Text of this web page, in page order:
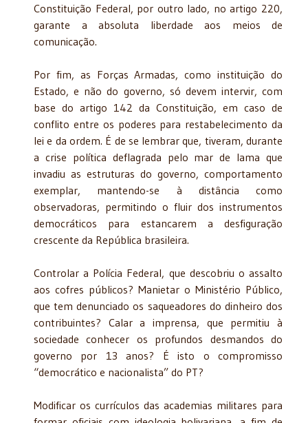
Constituição Federal, por outro lado, no artigo 220,
garante a absoluta liberdade aos meios de
comunicação.
Por fim, as Forças Armadas, como instituição do
Estado, e não do governo, só devem intervir, com
base do artigo 142 da Constituição, em caso de
conflito entre os poderes para restabelecimento da
lei e da ordem. É de se lembrar que, tiveram, durante
a crise política deflagrada pelo mar de lama que
invadiu as estruturas do governo, comportamento
exemplar, mantendo-se à distância como
observadoras, permitindo o fluir dos instrumentos
democráticos para estancarem a desfiguração
crescente da República brasileira.
Controlar a Polícia Federal, que descobriu o assalto
aos cofres públicos? Manietar o Ministério Público,
que tem denunciado os saqueadores do dinheiro dos
contribuintes? Calar a imprensa, que permitiu à
sociedade conhecer os profundos desmandos do
governo por 13 anos? É isto o compromisso
“democrático e nacionalista” do PT?
Modificar os currículos das academias militares para